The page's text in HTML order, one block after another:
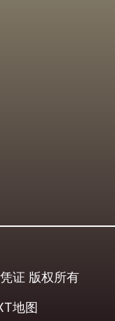
证 版权所有
地图